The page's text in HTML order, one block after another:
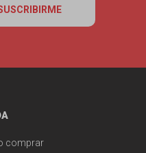
comprar